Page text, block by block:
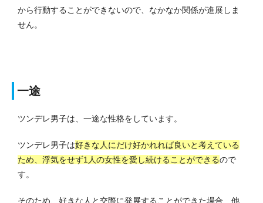
から行動することができないので、なかなか関係が進展しま
せん。
一途
ツンデレ男子は、一途な性格をしています。
ツンデレ男子は好きな人にだけ好かれれば良いと考えている
ため、浮気をせず1人の女性を愛し続けることができるので
す。
そのため、好きな人と交際に発展することができた場合、他